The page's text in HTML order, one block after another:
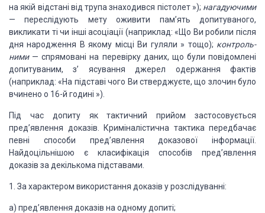
на якій відстані від трупа зна­ходився пістолет »); нагадуючими
— переслідують метуоживити пам’ять допитуваного,
викликати ті чи інші асоціації (наприклад: «Що Ви роби­ли після
дня народження В якому місці Ви гуляли » тощо); контроль­
ними — спрямовані на перевірку даних, що були повідомлені
допитува­ним, з’ ясування джерел одержання фактів
(наприклад: «На підставі чого Ви стверджуєте, що злочин було
вчинено о 16-й годині »).
Під час допиту як тактичний прийом застосовується
пред’явлення доказів. Криміналістична тактика передбачає
певні способи пред’явлення доказової інформації.
Найдоцільнішою є класифікація способів пред’явлення
доказів за декількома підставами.
1. За характером використання доказів у розслідуванні:
а) пред’явлення доказів на одному допиті;